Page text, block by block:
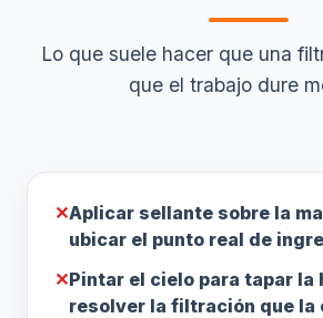
Lo que suele hacer que una
que el trabajo dure
✕Aplicar sellante sobre la
ubicar el punto real de
✕Pintar el cielo para tapar la
resolver la filtración que la